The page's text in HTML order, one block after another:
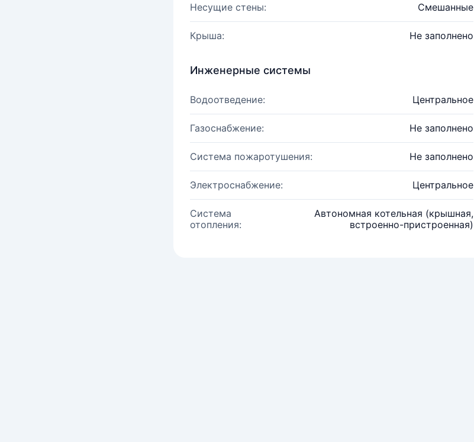
Несущие стены: Смешанные
Крыша: Не заполнено
Инженерные системы
Водоотведение: Центральное
Газоснабжение: Не заполнено
Система пожаротушения: Не заполнено
Электроснабжение: Центральное
Система
отопления:
Автономная котельная (крышная,
встроенно-пристроенная)